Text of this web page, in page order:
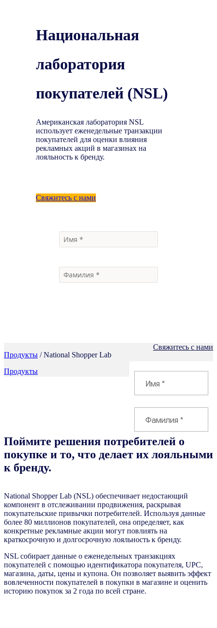
Национальная
лаборатория
покупателей (NSL)
Американская лаборатория NSL
использует еженедельные транзакции
покупателей для оценки влияния
рекламных акций в магазинах на
лояльность к бренду.
Свяжитесь с нами
Продукты / National Shopper Lab
Продукты
Свяжитесь с нами
Поймите решения потребителей о
покупке и то, что делает их лояльными
к бренду.
National Shopper Lab (NSL) обеспечивает недостающий
компонент в отслеживании продвижения, раскрывая
покупательские привычки потребителей. Используя данные
более 80 миллионов покупателей, она определяет, как
конкретные рекламные акции могут повлиять на
краткосрочную и долгосрочную лояльность к бренду.
NSL собирает данные о еженедельных транзакциях
покупателей с помощью идентификатора покупателя, UPC,
магазина, даты, цены и купона. Он позволяет выявить эффект
вовлеченности покупателей в покупки в магазине и оценить
историю покупок за 2 года по всей стране.